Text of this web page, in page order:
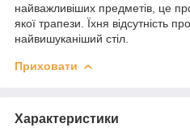
найважливіших предметів, це
якої трапези. Їхня відсутність
найвишуканіший стіл.
Приховати
Характеристики